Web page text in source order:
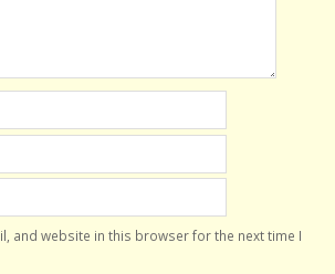
and website in this browser for the next time I